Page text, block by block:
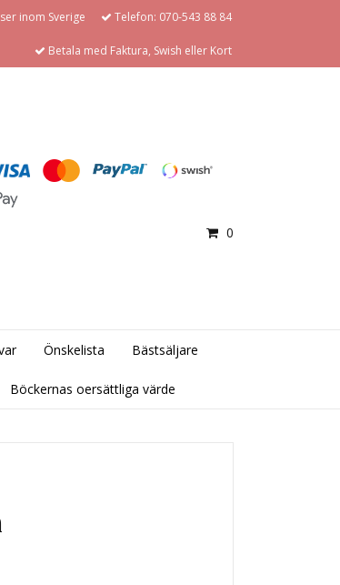
inom Sverige Telefon: 070-543 88 84
Betala med Faktura, Swish eller Kort
0
Önskelista Bästsäljare
Böckernas oersättliga värde